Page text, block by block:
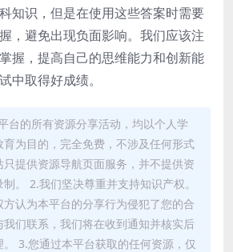
知识，但是在使用这些答案时需要
，避免出现负面影响。我们应该注
握，提高自己的思维能力和创新能
中取得好成绩。
台的所有资源分享活动，均以个人学
为目的，完全免费，不涉及任何形式
提供资源导航页面服务，并不提供资
。 2.我们坚决尊重并支持知识产权。
认为本平台的分享行为侵犯了您的合
们联系，我们将在收到通知并核实后
3.您通过本平台获取的任何资源，仅